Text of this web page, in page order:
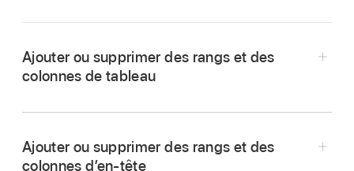
Ajouter ou supprimer des rangs et des
colonnes de tableau
touchez le tableau.
Ajouter ou supprimer des rangs et des
colonnes d’en-tête